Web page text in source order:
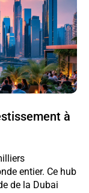
à
entier. Ce hub
de la Dubai